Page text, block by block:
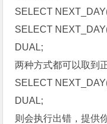
SELECT
SELECT
DUAL;
两种方式都可以取到
SELECT
DUAL;
则会执行出错，提供